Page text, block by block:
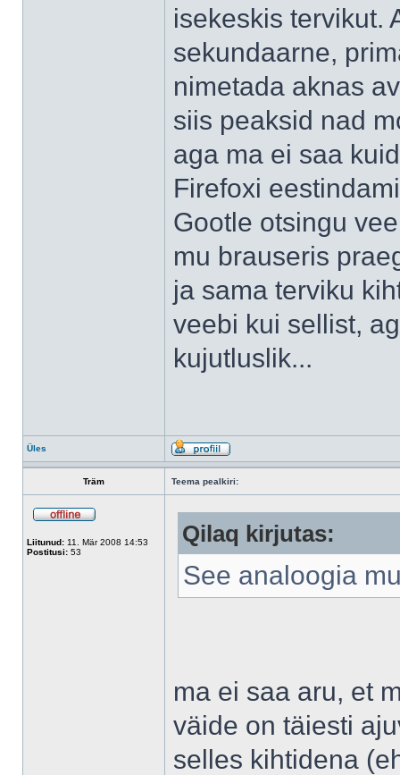
isekeskis tervikut.
sekundaarne,
nimetada aknas
siis peaksid nad
aga ma ei saa
Firefoxi
Gootle otsingu
mu brauseris
ja sama terviku
veebi kui sellist,
kujutluslik...
Üles
Träm Teema pealkiri:
Liitunud: 11. Mär 2008 14:53
Postitusi: 53
Qilaq kirjutas:
See analoogia
ma ei saa aru, et
väide on täiesti
selles kihtidena